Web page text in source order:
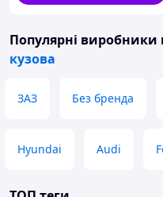
Популярні виробники
кузова
ЗАЗ Без бренда
Hyundai Audi